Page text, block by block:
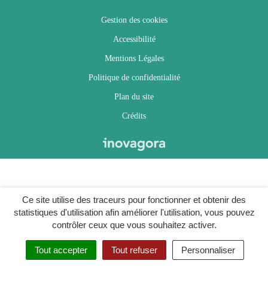
Ce site utilise des traceurs pour fonctionner et obtenir des
statistiques d'utilisation afin améliorer l'utilisation, vous pouvez
contrôler ceux que vous souhaitez activer.
Tout accepter Tout refuser Personnaliser
Gestion des cookies
Accessibilité
Mentions Légales
Politique de confidentialité
Plan du site
Crédits